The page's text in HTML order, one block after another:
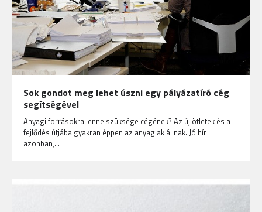
Sok gondot meg lehet úszni egy pályázatíró cég
segítségével
Anyagi forrásokra lenne szüksége cégének? Az új ötletek és a
fejlődés útjába gyakran éppen az anyagiak állnak. Jó hír
azonban,…